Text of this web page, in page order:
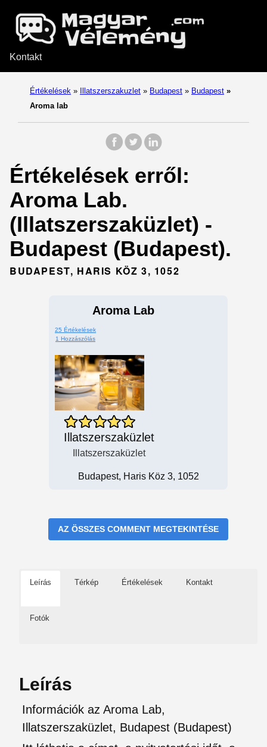
Kontakt
Értékelések » Illatszerszakuzlet » Budapest » Budapest »
Aroma lab
Értékelések erről:
Aroma Lab.
(Illatszerszaküzlet) -
Budapest (Budapest).
BUDAPEST, HARIS KÖZ 3, 1052
Aroma Lab
25 Értékelések
1 Hozzászólás
Illatszerszaküzlet
Illatszerszaküzlet
Budapest, Haris Köz 3, 1052
AZ ÖSSZES COMMENT MEGTEKINTÉSE
Leírás Térkép Értékelések Kontakt
Fotók
Leírás
Információk az Aroma Lab,
Illatszerszaküzlet, Budapest (Budapest)